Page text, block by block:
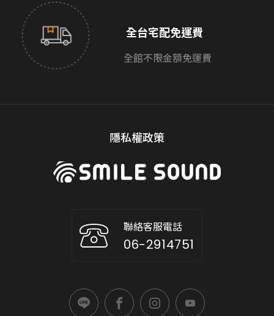
全台宅配免運費
全館不限金額免運費
隱私權政策
聯絡客服電話
06-2914751